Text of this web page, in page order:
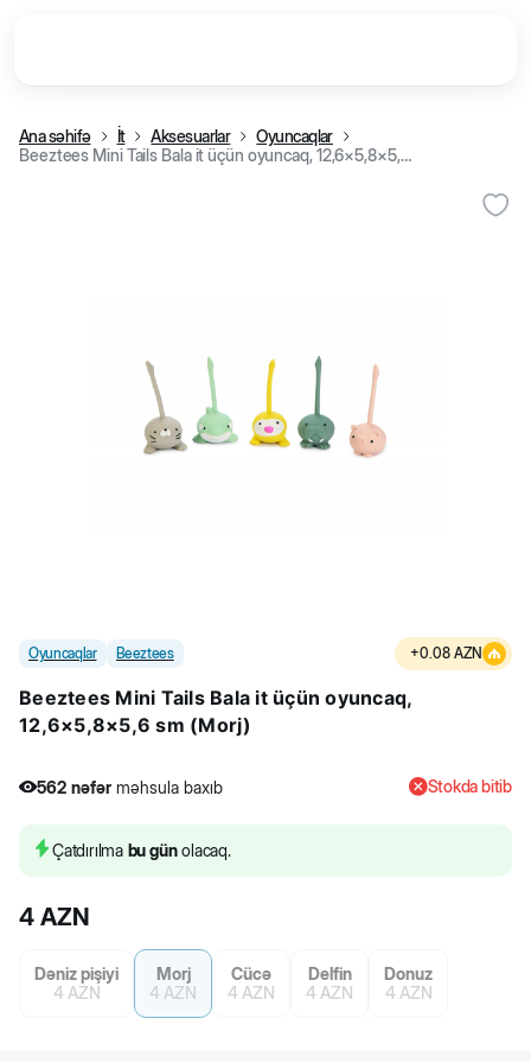
Ana səhifə İt Aksesuarlar
Oyuncaqlar
Beeztees Mini Tails Bala it üçün oyuncaq, 12,6×5,8×5,6 sm (Morj)
Oyuncaqlar Beeztees +0.08 AZN
Beeztees Mini Tails Bala it üçün oyuncaq,
12,6×5,8×5,6 sm (Morj)
562 nəfər məhsula baxıb
562 nəfər məhsula baxıb
Stokda bitib
Çatdırılma bu günolacaq.
4 AZN
Dəniz pişiyi
4 AZN
Morj
4 AZN
Cücə
4 AZN
Delfin
4 AZN
Donuz
4 AZN